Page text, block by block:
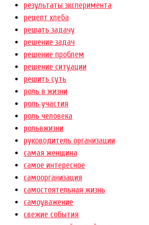
результаты эксперимента
рецепт хлеба
решать задачу
решение задач
решение проблем
решение ситуации
решить суть
роль в жизни
роль участия
роль человека
рольвжизни
руководитель организации
самая женщина
самое интересное
самоорганизация
самостоятельная жизнь
самоуважение
свежие события